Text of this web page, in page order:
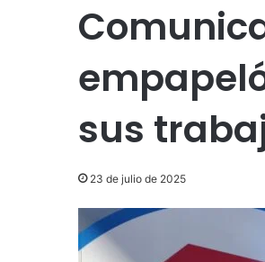
sus
23 de julio de 2025